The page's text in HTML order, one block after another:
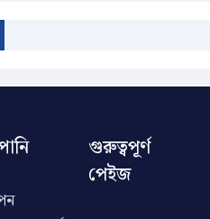
গুরুত্বপূর্ণ
পেইজ